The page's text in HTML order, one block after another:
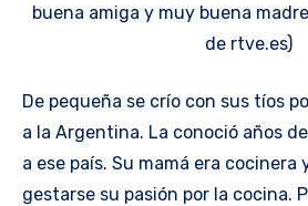
buena amiga y muy buena
de rtve.es)
De pequeña se crío con sus tíos
a la Argentina. La conoció años
a ese país. Su mamá era cocinera
gestarse su pasión por la cocina.